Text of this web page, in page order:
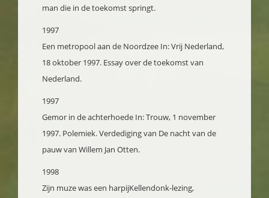
man die in de toekomst springt.
1997
Een metropool aan de Noordzee In: Vrij Nederland,
18 oktober 1997. Essay over de toekomst van
Nederland.
1997
Gemor in de achterhoede In: Trouw, 1 november
1997. Polemiek. Verdediging van De nacht van de
pauw van Willem Jan Otten.
1998
Zijn muze was een harpijKellendonk-lezing,